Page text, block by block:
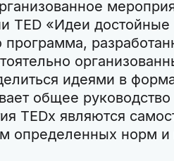
TED «Идеи достойные
программа,
идеями в
общее
TEDx являются
определенных норм и